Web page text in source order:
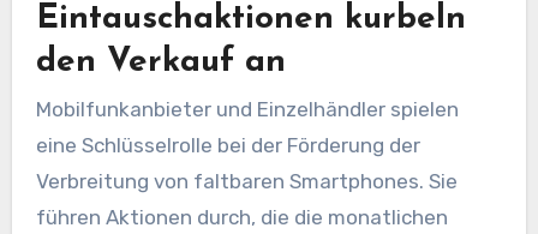
Eintauschaktionen kurbeln
den Verkauf an
Mobilfunkanbieter und Einzelhändler spielen
eine Schlüsselrolle bei der Förderung der
Verbreitung von faltbaren Smartphones. Sie
führen Aktionen durch, die die monatlichen